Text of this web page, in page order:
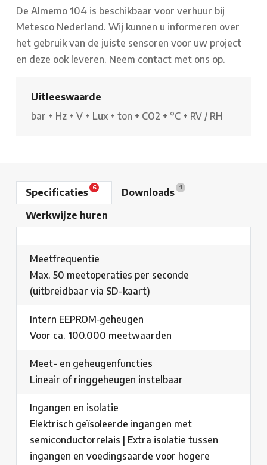
De Almemo 104 is beschikbaar voor verhuur bij
Metesco Nederland. Wij kunnen u informeren over
het gebruik van de juiste sensoren voor uw project
en deze ook leveren. Neem contact met ons op.
Uitleeswaarde
bar + Hz + V + Lux + ton + CO2 + °C + RV / RH
Specificaties 6 Downloads 1
Werkwijze huren
Meetfrequentie
Max. 50 meetoperaties per seconde
(uitbreidbaar via SD-kaart)
Intern EEPROM‑geheugen
Voor ca. 100.000 meetwaarden
Meet- en geheugenfuncties
Lineair of ringgeheugen instelbaar
Ingangen en isolatie
Elektrisch geïsoleerde ingangen met
semiconductorrelais | Extra isolatie tussen
ingangen en voedingsaarde voor hogere